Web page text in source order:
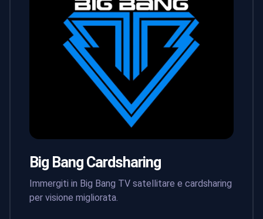
Big Bang Cardsharing
Immergiti in Big Bang TV satellitare e cardsharing
per visione migliorata.